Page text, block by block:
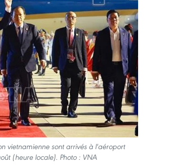
vietnamienne sont arrivés à l'aéroport
(heure locale). Photo : VNA